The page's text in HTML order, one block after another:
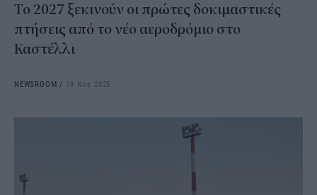
Το 2027 ξεκινούν οι πρώτες δοκιμαστικές
πτήσεις από το νέο αεροδρόμιο στο
Καστέλλι
NEWSROOM / 19 Νοε 2025